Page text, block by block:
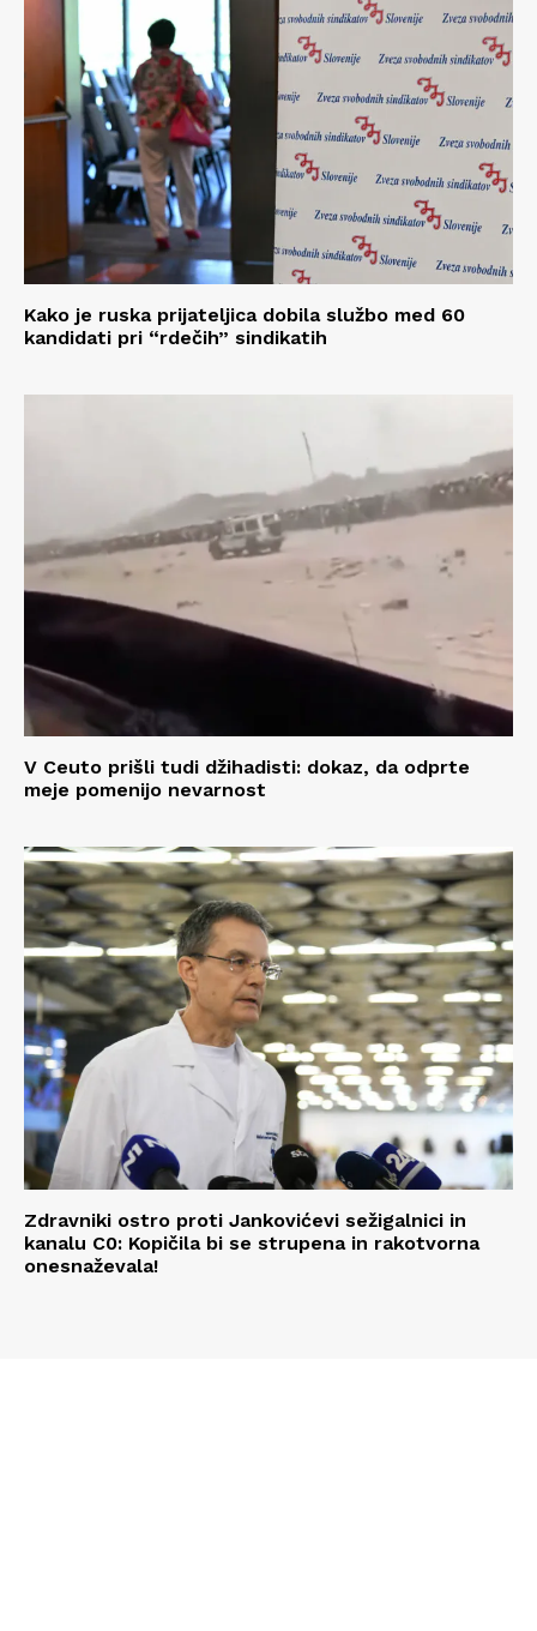
Kako je ruska prijateljica dobila službo med 60
kandidati pri “rdečih” sindikatih
V Ceuto prišli tudi džihadisti: dokaz, da odprte
meje pomenijo nevarnost
Zdravniki ostro proti Jankovićevi sežigalnici in
kanalu C0: Kopičila bi se strupena in rakotvorna
onesnaževala!